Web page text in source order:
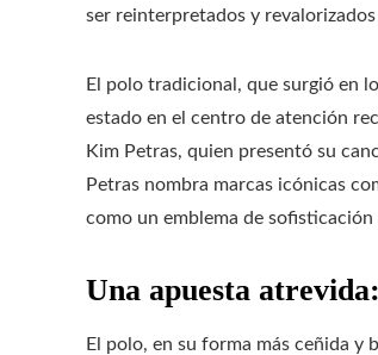
ser reinterpretados y
El polo tradicional, que surgió en
estado en el centro de atención
Kim Petras, quien presentó su
Petras nombra marcas icónicas
como un emblema de sofisticación
Una apuesta
El polo, en su forma más ceñida y